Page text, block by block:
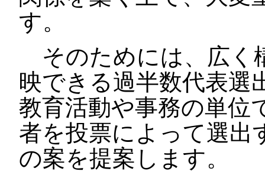
す。
そのためには、広く
映できる過半数代表選
教育活動や事務の単位
者を投票によって選出
の案を提案します。